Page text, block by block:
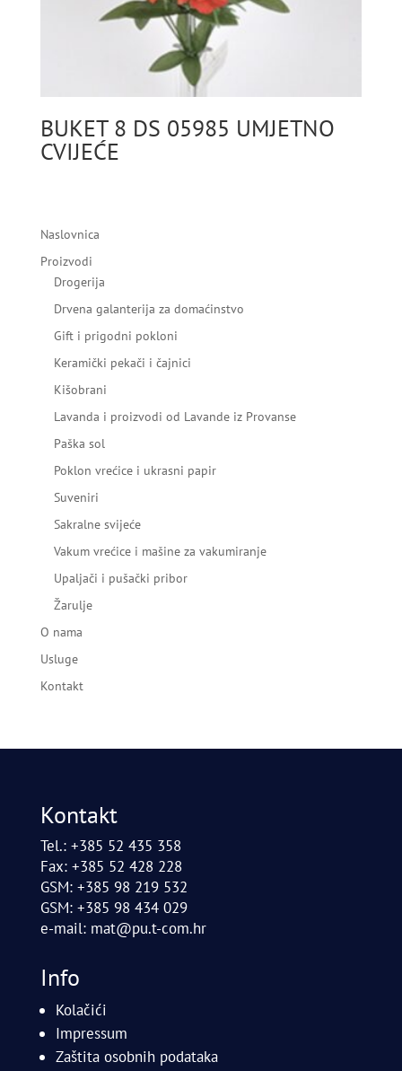
BUKET 8 DS 05985 UMJETNO
CVIJEĆE
Naslovnica
Proizvodi
Drogerija
Drvena galanterija za domaćinstvo
Gift i prigodni pokloni
Keramički pekači i čajnici
Kišobrani
Lavanda i proizvodi od Lavande iz Provanse
Paška sol
Poklon vrećice i ukrasni papir
Suveniri
Sakralne svijeće
Vakum vrećice i mašine za vakumiranje
Upaljači i pušački pribor
Žarulje
O nama
Usluge
Kontakt
Kontakt
Tel.: +385 52 435 358
Fax: +385 52 428 228
GSM: +385 98 219 532
GSM: +385 98 434 029
e-mail: mat@pu.t-com.hr
Info
Kolačići
Impressum
Zaštita osobnih podataka